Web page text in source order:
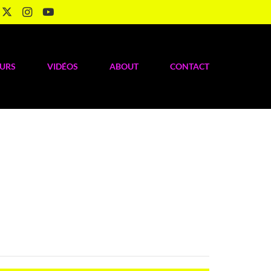
VIDÉOS ABOUT CONTACT